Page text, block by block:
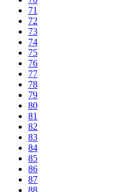
71
72
73
74
75
76
77
78
79
80
81
82
83
84
85
86
87
88